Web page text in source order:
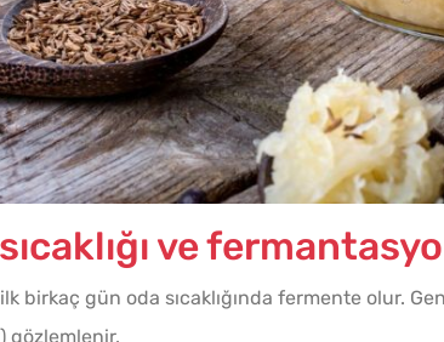
ve
birkaç gün oda sıcaklığında fermente olur.
gözlemlenir.